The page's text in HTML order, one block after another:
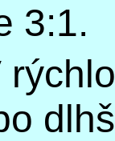
3:1.